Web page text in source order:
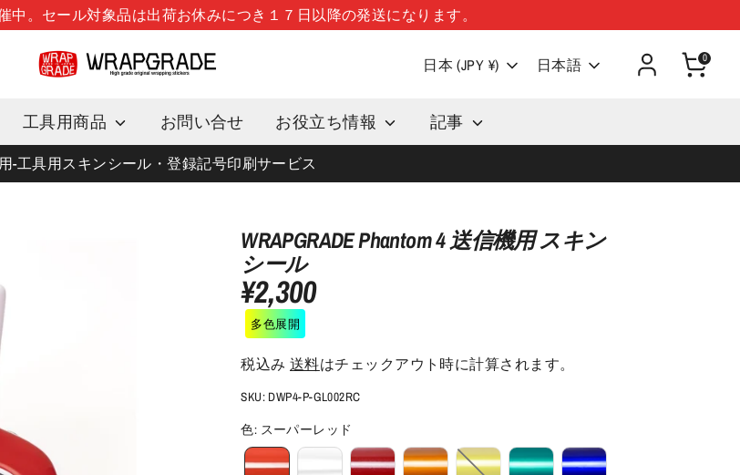
中。セール対象品は出荷お休みにつき１７日以降の発送になります。
日本 (JPY ¥) 言語
日本語 0
工具用商品 お問い合せ お役立ち情報 記事
-工具用スキンシール・登録記号印刷サービス
WRAPGRADE Phantom 4 送信機用 スキン
シール
¥2,300
多色展開
税込み 送料はチェックアウト時に計算されます。
SKU: DWP4-P-GL002RC
色: スーパーレッド